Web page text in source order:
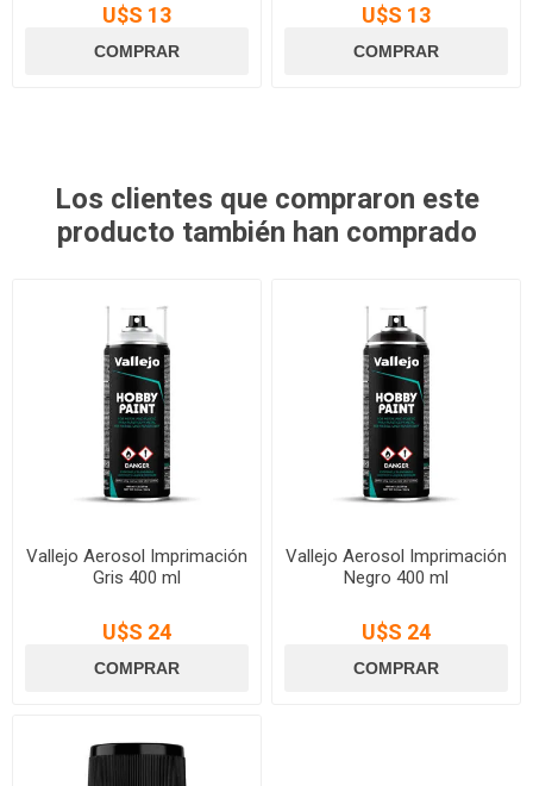
U$S 13 U$S 13
Los clientes que compraron este
producto también han comprado
Vallejo Aerosol Imprimación
Gris 400 ml
U$S 24
Vallejo Aerosol Imprimación
Negro 400 ml
U$S 24